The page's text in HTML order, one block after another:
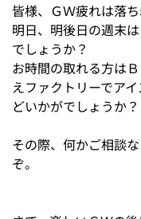
皆様、ＧＷ疲れは落
明日、明後日の週末
でしょうか？
お時間の取れる方は
えファクトリーでア
どいかがでしょうか
その際、何かご相談
ぞ。